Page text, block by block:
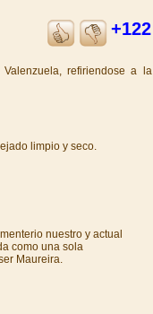
+122
refiriendose a la
limpio y seco.
nuestro y actual
como una sola
Maureira.